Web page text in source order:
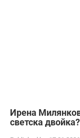
Ирена
светска двойка?